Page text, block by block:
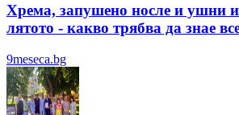
Хрема, запушено носле и ушни
лятотo - какво трябва да знае
9meseca.bg